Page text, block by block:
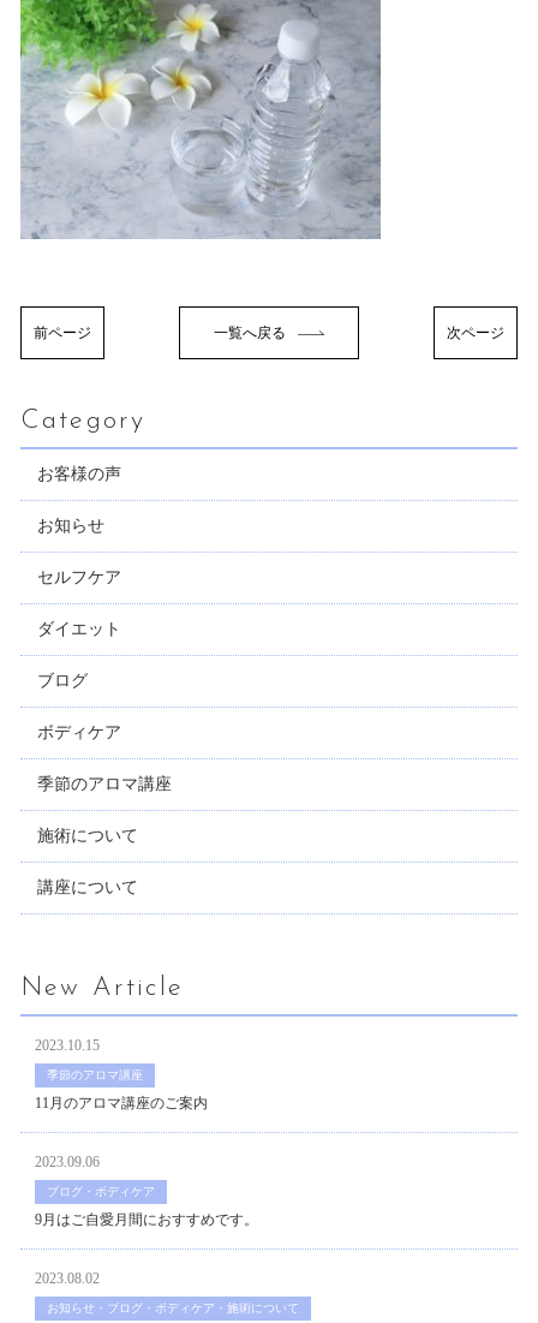
前ページ 一覧へ戻る 次ページ
Category
お客様の声
お知らせ
セルフケア
ダイエット
ブログ
ボディケア
季節のアロマ講座
施術について
講座について
New Article
2023.10.15
季節のアロマ講座
11月のアロマ講座のご案内
2023.09.06
ブログ・ボディケア
9月はご自愛月間におすすめです。
2023.08.02
お知らせ・ブログ・ボディケア・施術について